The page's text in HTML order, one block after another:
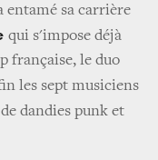
entamé sa carrière
qui s'impose déjà
française, le duo
les sept musiciens
de dandies punk et